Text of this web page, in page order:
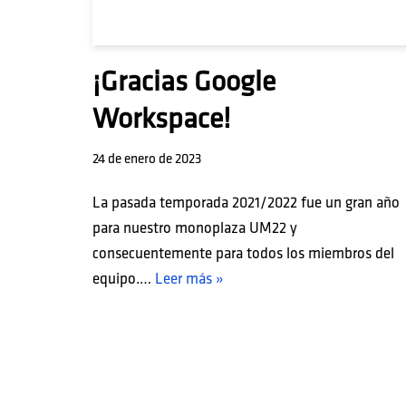
¡Gracias Google
Workspace!
24 de enero de 2023
La pasada temporada 2021/2022 fue un gran año
para nuestro monoplaza UM22 y
consecuentemente para todos los miembros del
equipo.… Leer más »